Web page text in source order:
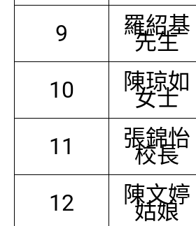
9 羅紹基
先生
10 陳琼如
女士
11 張錦怡
校長
12 陳文婷
姑娘